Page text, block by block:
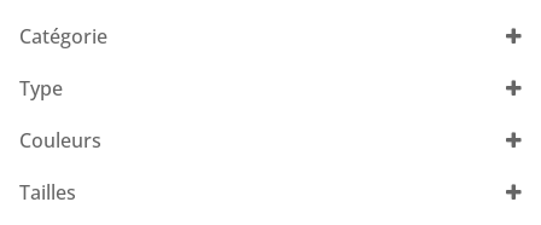
Catégorie
Type
Couleurs
Tailles